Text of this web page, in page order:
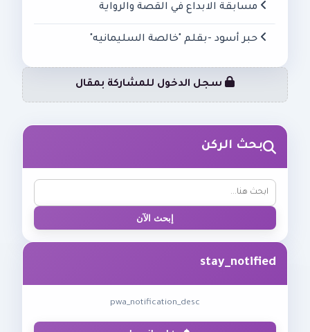
مسابقة الابداع في القصة والرواية
حبر أسود -بقلم "خالصة السليمانيه"
سجل الدخول للمشاركة بمقال
بحث الركن
إبحث الآن
stay_notified
pwa_notification_desc